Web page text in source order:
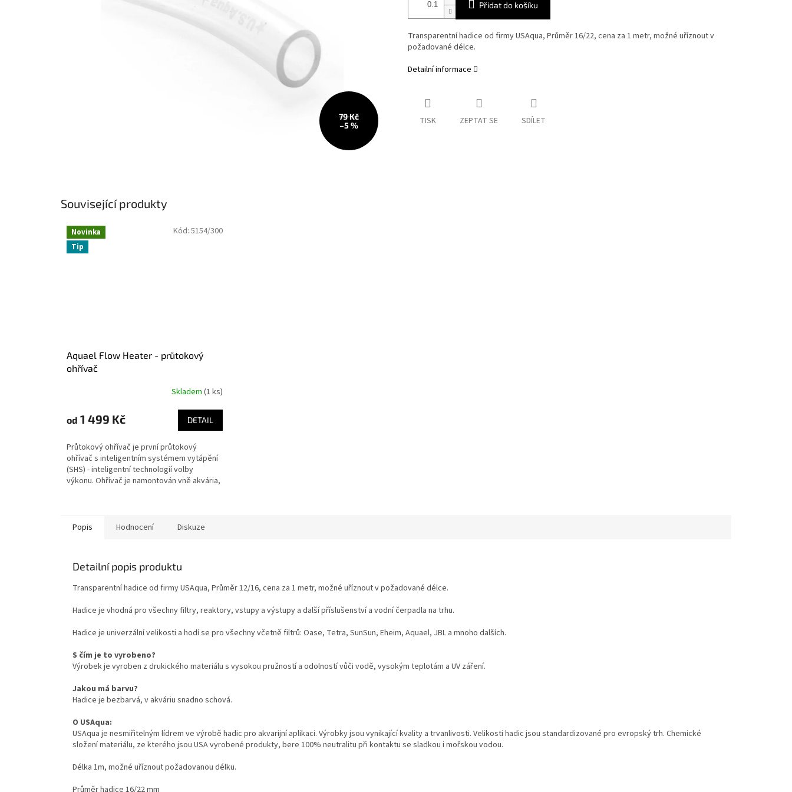
79 Kč
–5 %
Přidat do košíku
Transparentní hadice od firmyUSAqua, Průměr 16/22, cena za 1 metr, možné uříznout v
požadované délce.
Detailní informace
TISK ZEPTAT SE SDÍLET
Související produkty
Novinka
Tip
Aquael Flow Heater - průtokový
ohřívač
Skladem (1 ks)
od 1 499 Kč DETAIL
Průtokový ohřívač je první průtokový
ohřívač s inteligentním systémem vytápění
(SHS) - inteligentní technologií volby
výkonu. Ohřívač je namontován vně akvária,
Kód: 5154/300
Popis Hodnocení Diskuze
Detailní popis produktu
Transparentní hadice od firmyUSAqua, Průměr 12/16, cena za 1 metr, možné uříznout v požadované délce.
Hadice je vhodná pro všechny filtry, reaktory, vstupy a výstupy a další příslušenství a vodní čerpadla na trhu.
Hadice je univerzální velikosti a hodí se pro všechny včetně filtrů: Oase, Tetra, SunSun, Eheim, Aquael, JBL a mnoho dalších.
S čím je to vyrobeno?
Výrobek je vyroben z drukického materiálu s vysokou pružností a odolností vůči vodě, vysokým teplotám a UV záření.
Jakou má barvu?
Hadice je bezbarvá, v akváriu snadno schová.
O USAqua:
USAqua je nesmiřitelným lídrem ve výrobě hadic pro akvarijní aplikaci. Výrobky jsou vynikající kvality a trvanlivosti. Velikosti hadic jsou standardizované pro evropský trh. Chemické
složení materiálu, ze kterého jsou USA vyrobené produkty, bere 100% neutralitu při kontaktu se sladkou i mořskou vodou.
Délka 1m, možné uříznout požadovanou délku.
Průměr hadice 16/22 mm